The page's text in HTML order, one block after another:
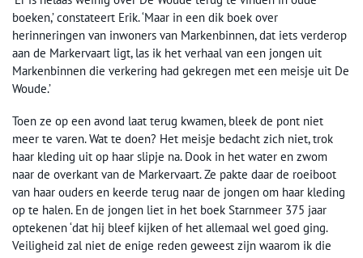
boeken,’ constateert Erik. ‘Maar in een dik boek over
herinneringen van inwoners van Markenbinnen, dat iets verderop
aan de Markervaart ligt, las ik het verhaal van een jongen uit
Markenbinnen die verkering had gekregen met een meisje uit De
Woude.’
Toen ze op een avond laat terug kwamen, bleek de pont niet
meer te varen. Wat te doen? Het meisje bedacht zich niet, trok
haar kleding uit op haar slipje na. Dook in het water en zwom
naar de overkant van de Markervaart. Ze pakte daar de roeiboot
van haar ouders en keerde terug naar de jongen om haar kleding
op te halen. En de jongen liet in het boek Starnmeer 375 jaar
optekenen ‘dat hij bleef kijken of het allemaal wel goed ging.
Veiligheid zal niet de enige reden geweest zijn waarom ik die